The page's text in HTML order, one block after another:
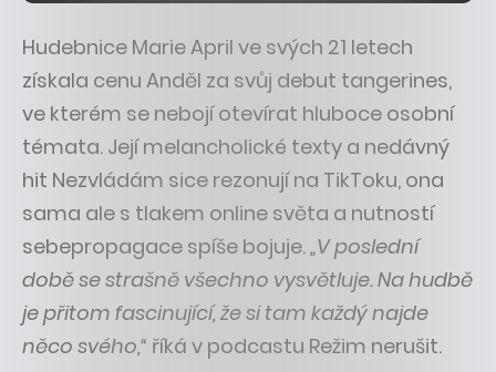
Hudebnice Marie April ve svých 21 letech
získala cenu Anděl za svůj debut tangerines,
ve kterém se nebojí otevírat hluboce osobní
témata. Její melancholické texty a nedávný
hit Nezvládám sice rezonují na TikToku, ona
sama ale s tlakem online světa a nutností
sebepropagace spíše bojuje.„V poslední
době se strašně všechno vysvětluje. Na hudbě
je přitom fascinující, že si tam každý najde
něco svého,“ říká v podcastu Režim nerušit.